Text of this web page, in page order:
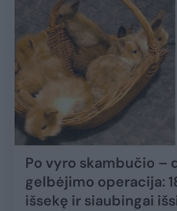
Po vyro skambučio –
gelbėjimo operacija:
išsekę ir siaubingai